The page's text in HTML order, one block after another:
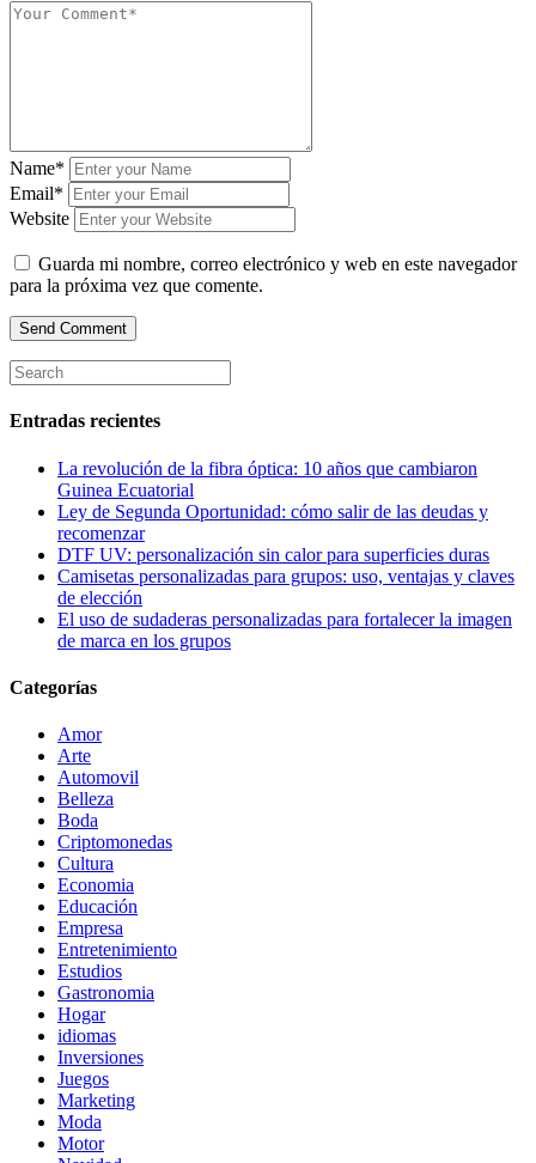
Name*
Email*
Website
Guarda mi nombre, correo electrónico y web en este navegador
para la próxima vez que comente.
Entradas recientes
La revolución de la fibra óptica: 10 años que cambiaron
Guinea Ecuatorial
Ley de Segunda Oportunidad: cómo salir de las deudas y
recomenzar
DTF UV: personalización sin calor para superficies duras
Camisetas personalizadas para grupos: uso, ventajas y claves
de elección
El uso de sudaderas personalizadas para fortalecer la imagen
de marca en los grupos
Categorías
Amor
Arte
Automovil
Belleza
Boda
Criptomonedas
Cultura
Economia
Educación
Empresa
Entretenimiento
Estudios
Gastronomia
Hogar
idiomas
Inversiones
Juegos
Marketing
Moda
Motor